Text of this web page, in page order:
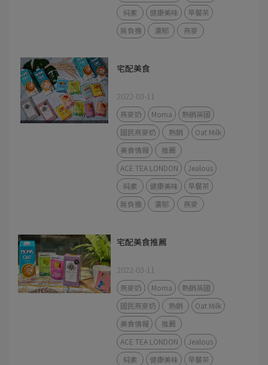
純素
健康美味
早餐茶
無負擔
濃郁 燕麥
宅配美食
2022-03-11
燕麥奶 Moma
熱銷英國
國民燕麥奶
熱銷
Oat Milk
美食情報
推薦
ACE TEA LONDON
Jealous
純素
健康美味
早餐茶
無負擔
濃郁 燕麥
宅配美食推薦
2022-03-11
燕麥奶 Moma
熱銷英國
國民燕麥奶
熱銷
Oat Milk
美食情報
推薦
ACE TEA LONDON
Jealous
純素
健康美味
早餐茶